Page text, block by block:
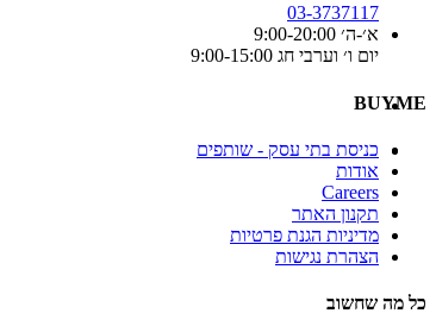
03-3737117
א׳-ה׳ 9:00-20:00
יום ו׳ וערבי חג 9:00-15:00
BUYME
כניסת בתי עסק - שותפים
אודות
Careers
תקנון האתר
מדיניות הגנת פרטיות
הצהרת נגישות
כל מה שחשוב